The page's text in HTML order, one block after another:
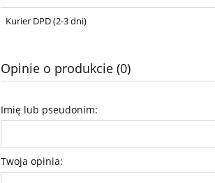
Kurier DPD (2-3 dni)
Opinie o produkcie (0)
Imię lub pseudonim:
Twoja opinia: